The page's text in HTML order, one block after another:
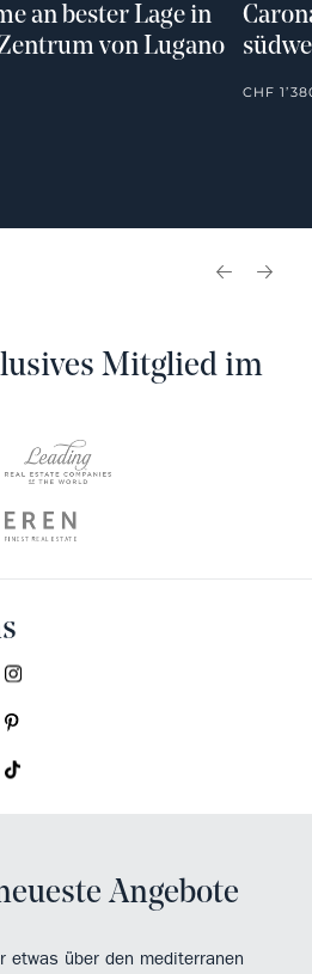
an bester Lage in
von Lugano
CHF
Mitglied im
Angebote
etwas über den mediterranen